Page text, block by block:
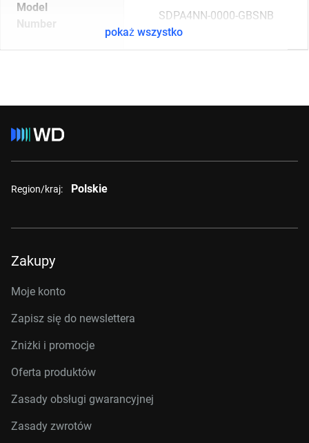
Model
Number
SDPA4NN-0000-GBSNB
pokaż wszystko
Region/kraj: Polskie
Zakupy
Moje konto
Zapisz się do newslettera
Zniżki i promocje
Oferta produktów
Zasady obsługi gwarancyjnej
Zasady zwrotów